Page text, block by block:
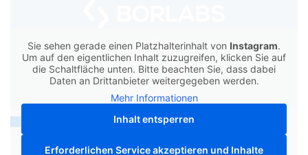
Sie sehen gerade einen Platzhalterinhalt von Instagram.
Um auf den eigentlichen Inhalt zuzugreifen, klicken Sie auf
die Schaltfläche unten. Bitte beachten Sie, dass dabei
Daten an Drittanbieter weitergegeben werden.
Mehr Informationen
Inhalt entsperren
Erforderlichen Service akzeptieren und Inhalte